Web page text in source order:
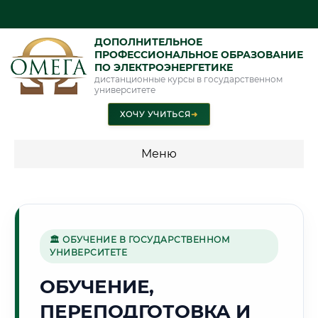
ДОПОЛНИТЕЛЬНОЕ
ПРОФЕССИОНАЛЬНОЕ ОБРАЗОВАНИЕ
ПО ЭЛЕКТРОЭНЕРГЕТИКЕ
дистанционные курсы в государственном
университете
ХОЧУ УЧИТЬСЯ➜
Меню
🏭
Г. НИЖНИЙ ТАГИЛ
🏛 ОБУЧЕНИЕ В ГОСУДАРСТВЕННОМ
УНИВЕРСИТЕТЕ
ОБУЧЕНИЕ,
ПЕРЕПОДГОТОВКА И